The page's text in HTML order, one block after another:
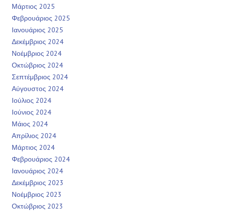
Μάρτιος 2025
Φεβρουάριος 2025
Ιανουάριος 2025
Δεκέμβριος 2024
Νοέμβριος 2024
Οκτώβριος 2024
Σεπτέμβριος 2024
Αύγουστος 2024
Ιούλιος 2024
Ιούνιος 2024
Μάιος 2024
Απρίλιος 2024
Μάρτιος 2024
Φεβρουάριος 2024
Ιανουάριος 2024
Δεκέμβριος 2023
Νοέμβριος 2023
Οκτώβριος 2023